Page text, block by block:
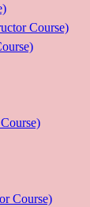
Course)
Course)